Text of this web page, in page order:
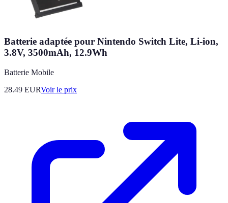
Batterie adaptée pour Nintendo Switch Lite, Li-ion,
3.8V, 3500mAh, 12.9Wh
Batterie Mobile
28.49 EURVoir le prix